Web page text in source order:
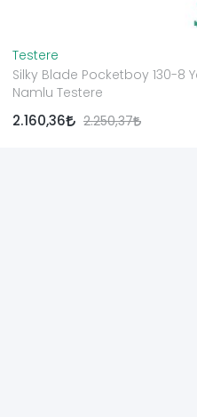
Testere
Silky Blade Pocketboy 130-8
Namlu Testere
2.160,36 2.250,37